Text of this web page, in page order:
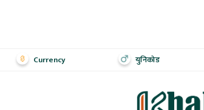
Currency युनिकोड